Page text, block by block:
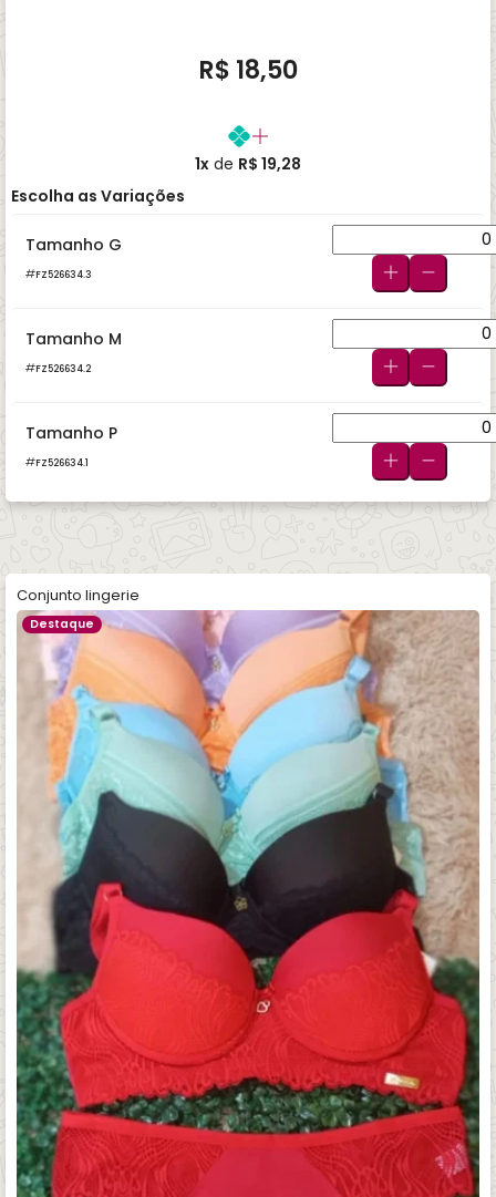
R$ 18,50
1x de R$ 19,28
Escolha as Variações
Tamanho G
FZ526634.3
Tamanho M
FZ526634.2
Tamanho P
FZ526634.1
Conjunto lingerie
Destaque